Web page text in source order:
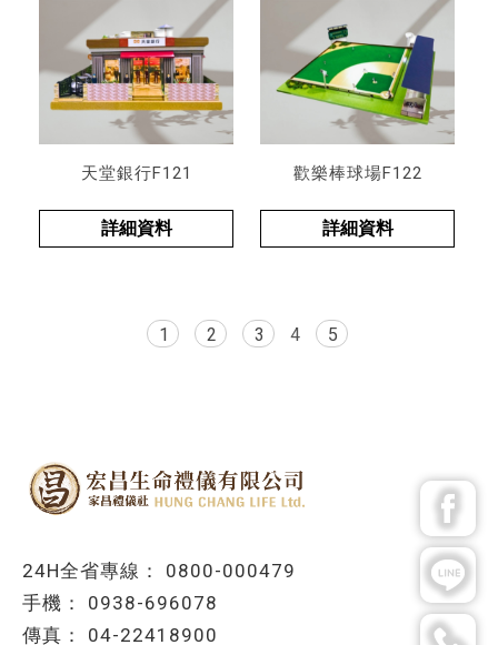
天堂銀行F121
詳細資料
歡樂棒球場F122
詳細資料
1 2 3 4 5
0800-000479
0938-696078
04-22418900